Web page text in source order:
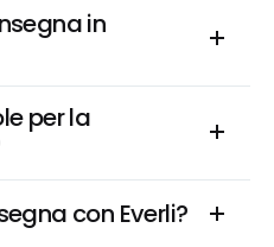
in
per la
con Everli?